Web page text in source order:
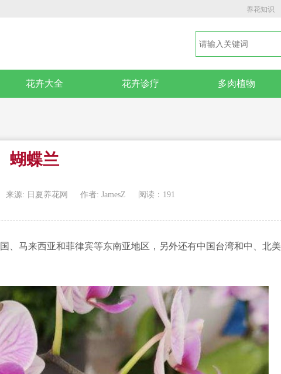
养花知识
花卉大全 花卉诊疗 多肉植物
蝴蝶兰
来源: 日夏养花网 作者: JamesZ 阅读：191
、马来西亚和菲律宾等东南亚地区，另外还有中国台湾和中、北美